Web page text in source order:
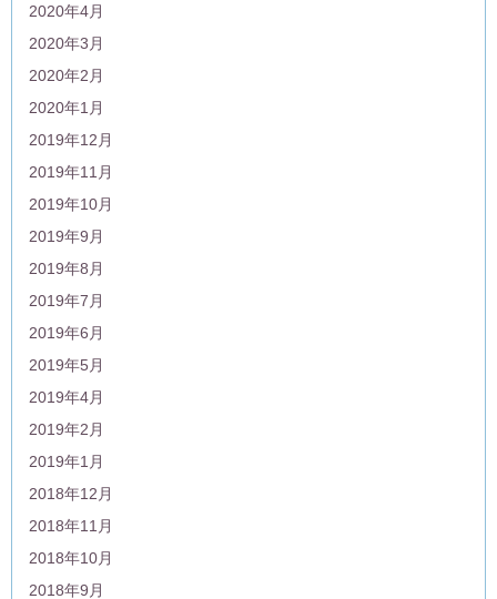
2020年4月
2020年3月
2020年2月
2020年1月
2019年12月
2019年11月
2019年10月
2019年9月
2019年8月
2019年7月
2019年6月
2019年5月
2019年4月
2019年2月
2019年1月
2018年12月
2018年11月
2018年10月
2018年9月